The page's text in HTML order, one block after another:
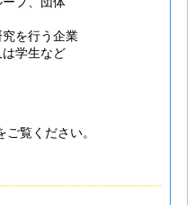
を行う企業
学生など
覧ください。